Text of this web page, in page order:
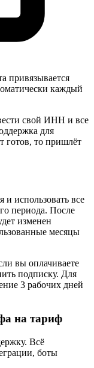
привязывается
каждый
свой ИНН и все
для
готов, то пришлёт
использовать все
периода. После
изменен
месяцы
вы оплачиваете
подписку. Для
3 рабочих дней
на тариф
Всё
боты